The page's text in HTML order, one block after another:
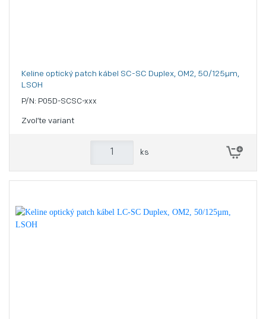
Keline optický patch kábel SC-SC Duplex, OM2, 50/125µm,
LSOH
P/N: P05D-SCSC-xxx
Zvoľte variant
ks